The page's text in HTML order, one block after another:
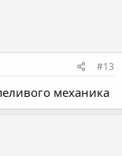
#13
механика